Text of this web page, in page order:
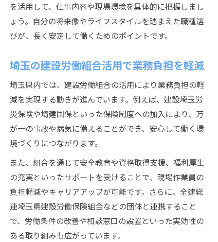
を活用して、仕事内容や現場環境を具体的に把握しまし
ょう。自分の将来像やライフスタイルを踏まえた職種選
びが、長く安定して働くためのポイントです。
埼玉の建設労働組合活用で業務負担を軽減
埼玉県内では、建設労働組合の活用により業務負担の軽
減を実現する動きが進んでいます。例えば、建設埼玉労
災保険や埼建国保といった保険制度への加入により、万
が一の事故や病気に備えることができ、安心して働く環
境づくりにつながります。
また、組合を通じて安全教育や資格取得支援、福利厚生
の充実といったサポートを受けることで、現場作業員の
負担軽減やキャリアアップが可能です。さらに、全建総
連埼玉県建設労働保険組合などの団体と連携すること
で、労働条件の改善や相談窓口の設置といった実効性の
ある取り組みも広がっています。